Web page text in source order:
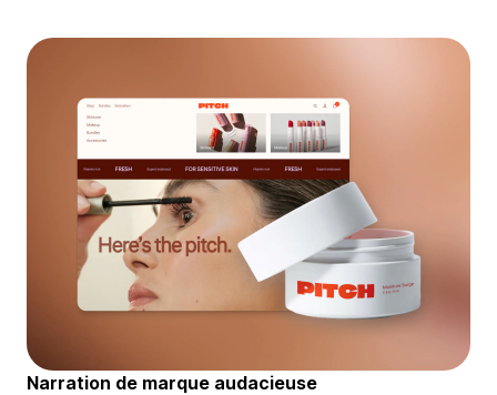
Narration de marque audacieuse